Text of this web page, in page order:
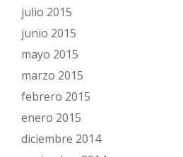
julio 2015
junio 2015
mayo 2015
marzo 2015
febrero 2015
enero 2015
diciembre 2014